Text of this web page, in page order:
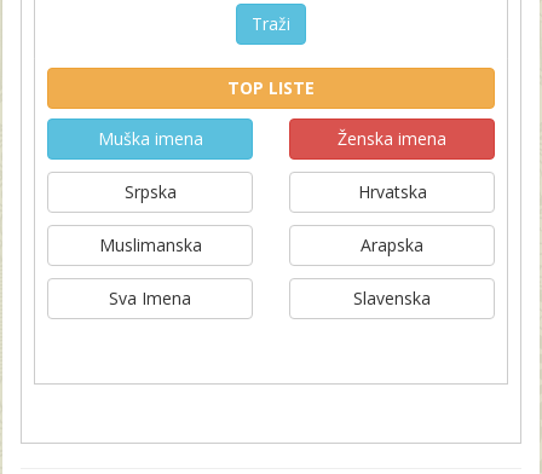
Traži
TOP LISTE
Muška imena Ženska imena
Srpska Hrvatska
Muslimanska Arapska
Sva Imena Slavenska